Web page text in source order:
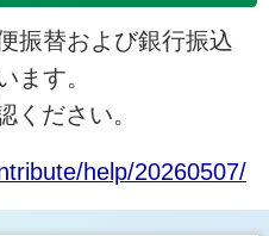
振替および銀行振込
ます。
ください。
help/20260507/